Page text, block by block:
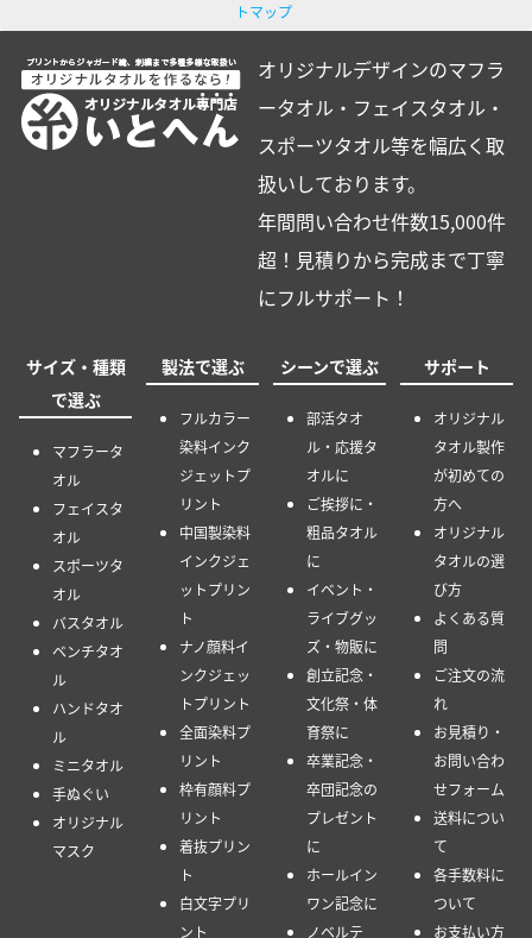
トマップ
オリジナルデザインのマフラ
ータオル・フェイスタオル・
スポーツタオル等を幅広く取
扱いしております。
年間問い合わせ件数15,000件
超！見積りから完成まで丁寧
にフルサポート！
サイズ・種類
で選ぶ
マフラータ
オル
フェイスタ
オル
スポーツタ
オル
バスタオル
ベンチタオ
ル
ハンドタオ
ル
ミニタオル
手ぬぐい
オリジナル
マスク
製法で選ぶ
フルカラー
染料インク
ジェットプ
リント
中国製染料
インクジェ
ットプリン
ト
ナノ顔料イ
ンクジェッ
トプリント
全面染料プ
リント
枠有顔料プ
リント
着抜プリン
ト
白文字プリ
ント
シーンで選ぶ
部活タオ
ル・応援タ
オルに
ご挨拶に・
粗品タオル
に
イベント・
ライブグッ
ズ・物販に
創立記念・
文化祭・体
育祭に
卒業記念・
卒団記念の
プレゼント
に
ホールイン
ワン記念に
ノベルテ
サポート
オリジナル
タオル製作
が初めての
方へ
オリジナル
タオルの選
び方
よくある質
問
ご注文の流
れ
お見積り・
お問い合わ
せフォーム
送料につい
て
各手数料に
ついて
お支払い方